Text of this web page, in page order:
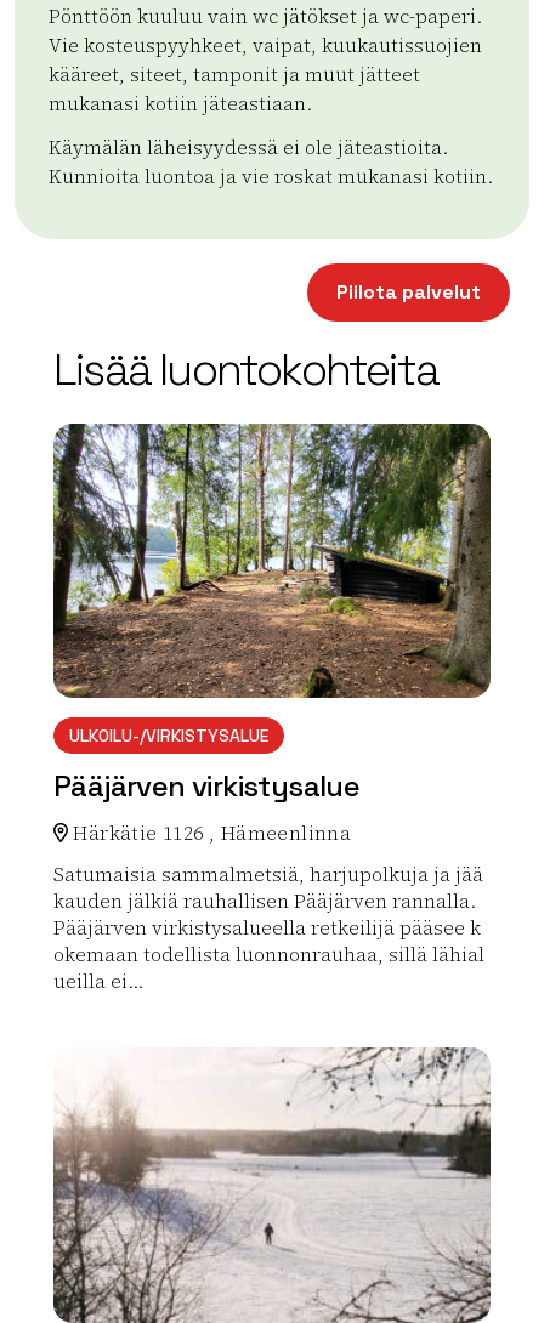
Pönttöön kuuluu vain wc jätökset ja wc-paperi.
Vie kosteuspyyhkeet, vaipat, kuukautissuojien
kääreet, siteet, tamponit ja muut jätteet
mukanasi kotiin jäteastiaan.
Käymälän läheisyydessä ei ole jäteastioita.
Kunnioita luontoa ja vie roskat mukanasi kotiin.
Leaflet| ©OpenStreetMap
Piilota palvelut
Lisää luontokohteita
array(0) { }
ULKOILU-/VIRKISTYSALUE
Pääjärven virkistysalue
Härkätie 1126 , Hämeenlinna
Satumaisia sammalmetsiä, harjupolkuja ja jää
kauden jälkiä rauhallisen Pääjärven rannalla.
Pääjärven virkistysalueella retkeilijä pääsee k
okemaan todellista luonnonrauhaa, sillä lähial
ueilla ei...
array(0) { }